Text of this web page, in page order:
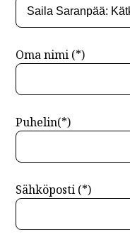
Oma nimi (*)
Puhelin(*)
Sähköposti (*)